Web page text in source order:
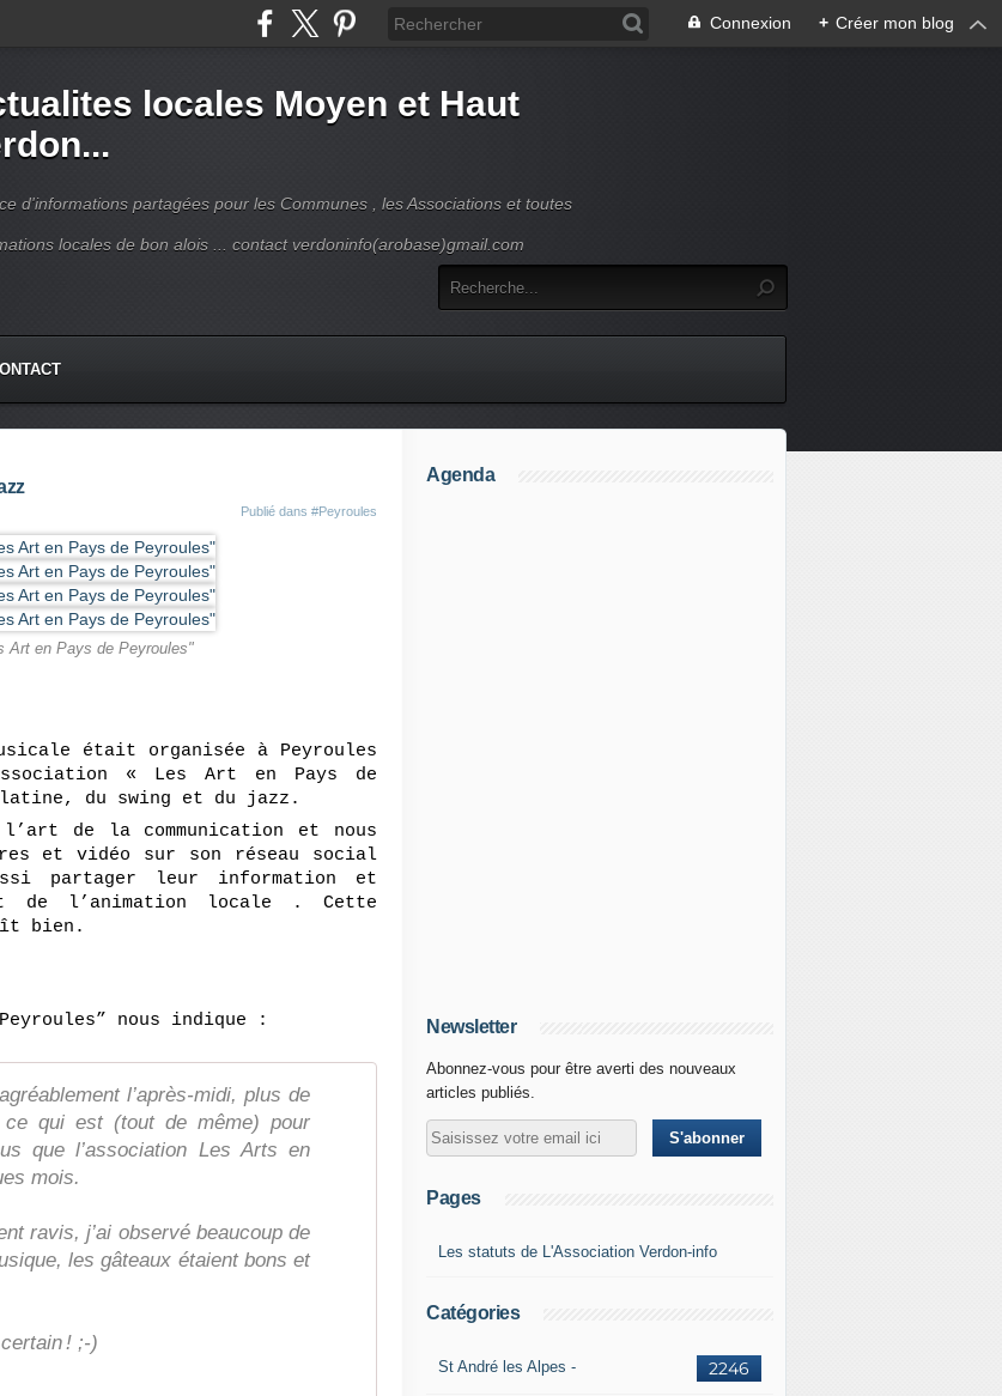
Connexion + Créer mon blog
locales Moyen et Haut
d'informations partagées pour les Communes , les Associations et toutes
locales de bon alois ... contact verdoninfo(arobase)gmail.com
Publié dans #Peyroules
Art en Pays de Peyroules"
était organisée à Peyroules
« Les Art en Pays de
latine, du swing et du jazz.
de la communication et nous
et vidéo sur son réseau social
partager leur information et
de l’animation locale . Cette
bien .
nous indique :
l’après-midi, plus de
ce qui est (tout de même) pour
que l’association Les Arts en
mois.
ravis, j’ai observé beaucoup de
les gâteaux étaient bons et
! ;-)
Agenda
Newsletter
Abonnez-vous pour être averti des nouveaux
articles publiés.
Pages
Les statuts de L'Association Verdon-info
Catégories
2246
St André les Alpes -